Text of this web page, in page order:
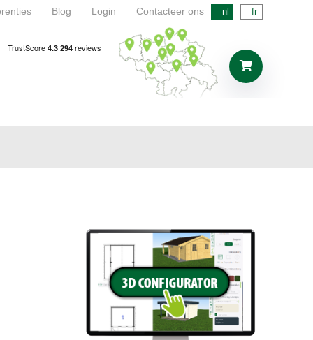
Blog Login Contacteer ons nl fr